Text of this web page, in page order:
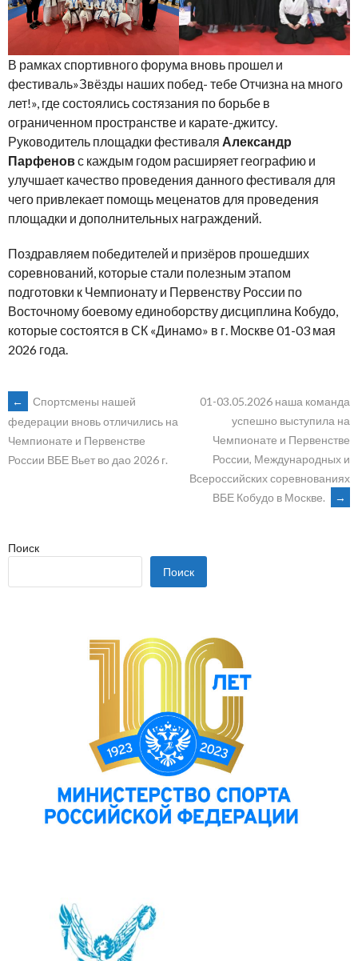
В рамках спортивного форума вновь прошел и
фестиваль»Звёзды наших побед- тебе Отчизна на много
лет!», где состоялись состязания по борьбе в
ограниченном пространстве и карате-джитсу.
Руководитель площадки фестиваля Александр
Парфеновс каждым годом расширяет географию и
улучшает качество проведения данного фестиваля для
чего привлекает помощь меценатов для проведения
площадки и дополнительных награждений.
Поздравляем победителей и призёров прошедших
соревнований, которые стали полезным этапом
подготовки к Чемпионату и Первенству России по
Восточному боевому единоборству дисциплина Кобудо,
которые состоятся в СК «Динамо» в г. Москве 01-03 мая
2026 года.
POST
NAVIGATION
←
Спортсмены нашей
федерации вновь отличились на
Чемпионате и Первенстве
России ВБЕ Вьет во дао 2026 г.
01-03.05.2026 наша команда
успешно выступила на
Чемпионате и Первенстве
России, Международных и
Всероссийских соревнованиях
ВБЕ Кобудо в Москве.
→
Поиск
Поиск